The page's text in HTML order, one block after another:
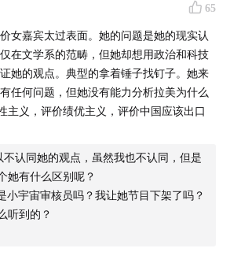
65
女嘉宾太过表面。她的问题是她的现实认
在文学系的范畴，但她却想用政治和科技
她的观点。典型的拿着锤子找钉子。她来
任何问题，但她没有能力分析拉美为什么
主义，评价绩优主义，评价中国应该出口
不认同她的观点，虽然我也不认同，但是
她有什么区别呢？
小宇宙审核员吗？我让她节目下架了吗？
听到的？